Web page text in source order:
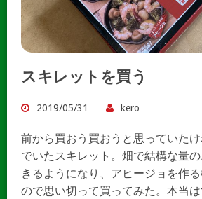
スキレットを買う
2019/05/31 kero
前から買おう買おうと思っていた
でいたスキレット。畑で結構な量
きるようになり、アヒージョを作
ので思い切って買ってみた。本当